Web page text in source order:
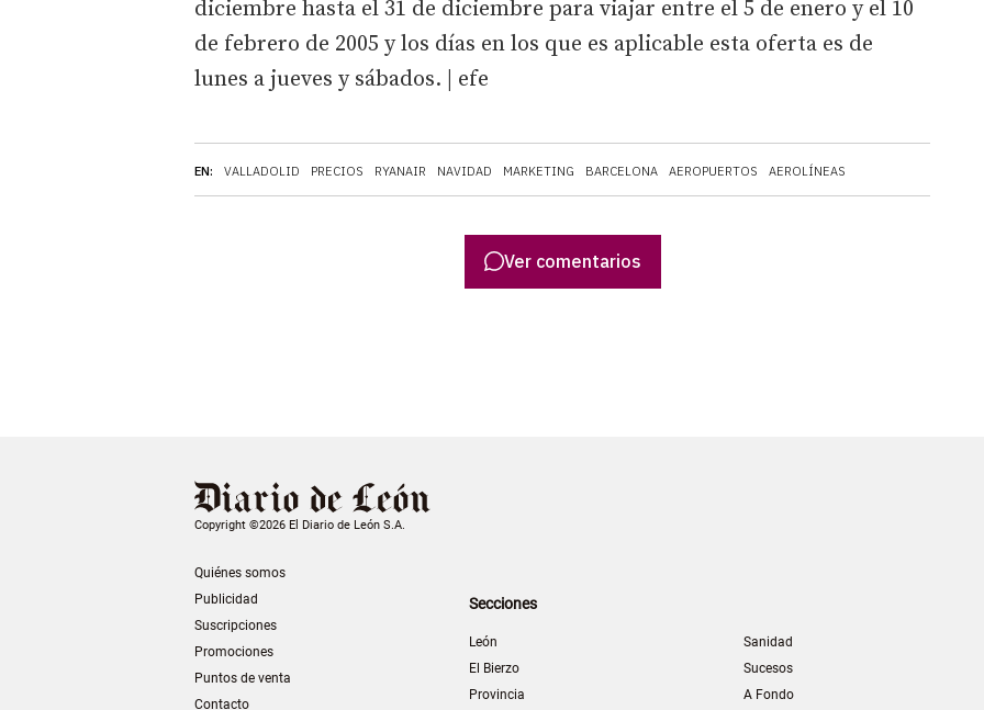
EN: VALLADOLID PRECIOS RYANAIR NAVIDAD MARKETING BARCELONA AEROPUERTOS AEROLÍNEAS
diciembre hasta el 31 de diciembre para viajar entre el 5 de enero y el 10
de febrero de 2005 y los días en los que es aplicable esta oferta es de
lunes a jueves y sábados. | efe
Ver comentarios
Copyright ©2026 El Diario de León S.A.
Quiénes somos
Publicidad
Suscripciones
Promociones
Puntos de venta
Contacto
Secciones
León
El Bierzo
Provincia
Sanidad
Sucesos
A Fondo